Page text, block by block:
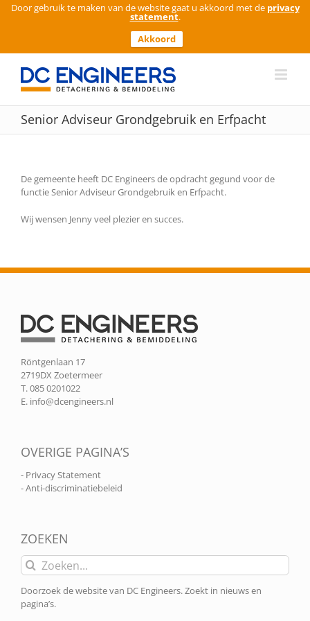
Door gebruik te maken van de website gaat u akkoord met de privacy
statement.
Akkoord
Ga
inhoud
Senior Adviseur Grondgebruik en Erfpacht
De gemeente heeft DC Engineers de opdracht gegund voor de
functie Senior Adviseur Grondgebruik en Erfpacht.
Wij wensen Jenny veel plezier en succes.
Röntgenlaan 17
2719DX Zoetermeer
T. 085 0201022
E. info@dcengineers.nl
OVERIGE PAGINA’S
- Privacy Statement
- Anti-discriminatiebeleid
ZOEKEN
Zoeken
naar:
Doorzoek de website van DC Engineers. Zoekt in nieuws en
pagina’s.